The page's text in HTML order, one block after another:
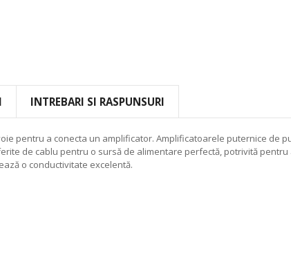
INTREBARI SI RASPUNSURI
pentru a conecta un amplificator. Amplificatoarele puternice de
de cablu pentru o sursă de alimentare perfectă, potrivită
o conductivitate excelentă.